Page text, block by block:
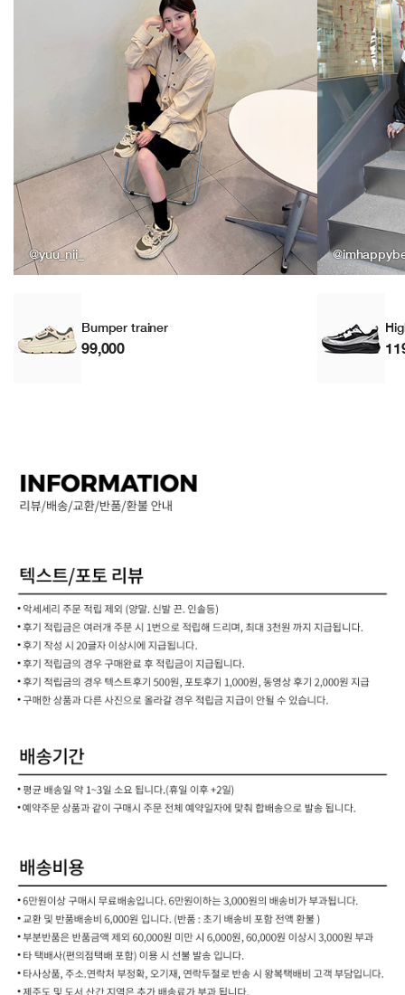
@yuu_nii_
Bumper trainer
99,000